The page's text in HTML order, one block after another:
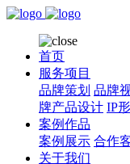
首页
服务项目
品牌策划 品牌
牌产品设计 IP
案例作品
案例展示 合作
关于我们